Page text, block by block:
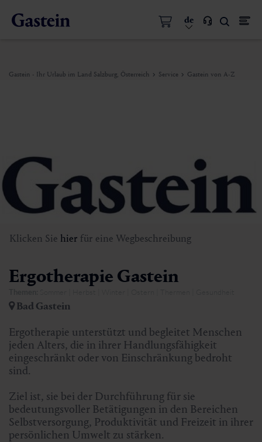
de
Gastein - Ihr Urlaub im Land Salzburg, Österreich Service Gastein von A-Z
Klicken Sie hier für eine Wegbeschreibung
Ergotherapie Gastein
Bad Gastein
Ergotherapie unterstützt und begleitet Menschen
jeden Alters, die in ihrer Handlungsfähigkeit
eingeschränkt oder von Einschränkung bedroht
sind.
Ziel ist, sie bei der Durchführung für sie
bedeutungsvoller Betätigungen in den Bereichen
Selbstversorgung, Produktivität und Freizeit in ihrer
persönlichen Umwelt zu stärken.